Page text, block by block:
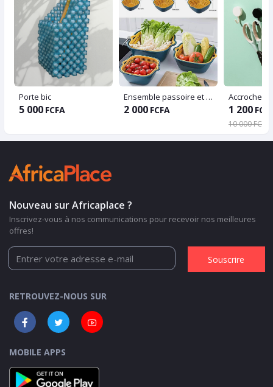
Porte bic
5 000 FCFA
Ensemble passoire et bols en plastique lot de 6
2 000 FCFA 1 200
10 000 FCFA
Nouveau sur Africaplace ?
Inscrivez-vous à nos communications pour recevoir nos meilleures
offres!
Souscrire
RETROUVEZ-NOUS SUR
MOBILE APPS